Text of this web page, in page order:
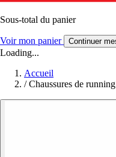
Sous-total du panier
Voir mon panier Continuer
Loading...
Accueil
/ Chaussures de